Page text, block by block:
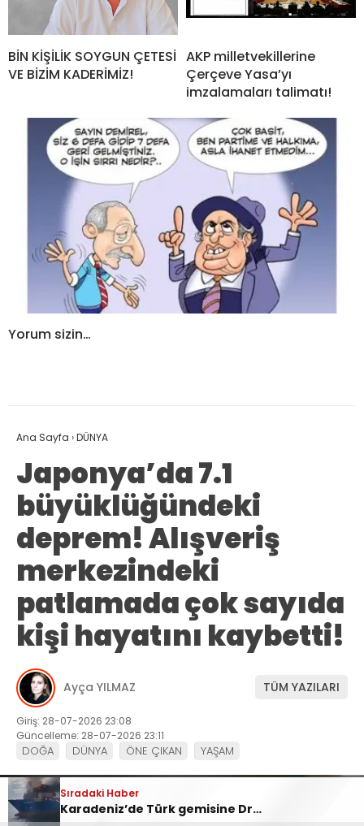
Sıradaki Haber
Karadeniz’de Türk gemisine Dron saldırısı!
BİN KİŞİLİK SOYGUN ÇETESİ
VE BİZİM KADERİMİZ!
AKP milletvekillerine
Çerçeve Yasa’yı
imzalamaları talimatı!
Yorum sizin…
Ana Sayfa ›DÜNYA
Japonya’da 7.1
büyüklüğündeki
deprem! Alışveriş
merkezindeki
patlamada çok sayıda
kişi hayatını kaybetti!
Ayça YILMAZ TÜM YAZILARI
Giriş: 28-07-2026 23:08
Güncelleme: 28-07-2026 23:11
DOĞA DÜNYA ÖNE ÇIKAN YAŞAM